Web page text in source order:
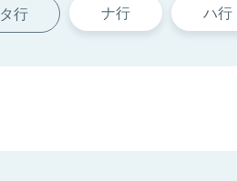
タ行 ナ行 ハ行